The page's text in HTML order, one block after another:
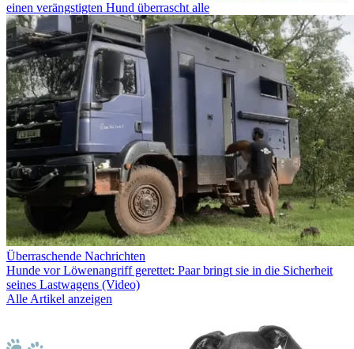
einen verängstigten Hund überrascht alle
Überraschende Nachrichten
Hunde vor Löwenangriff gerettet: Paar bringt sie in die Sicherheit
seines Lastwagens (Video)
Alle Artikel anzeigen